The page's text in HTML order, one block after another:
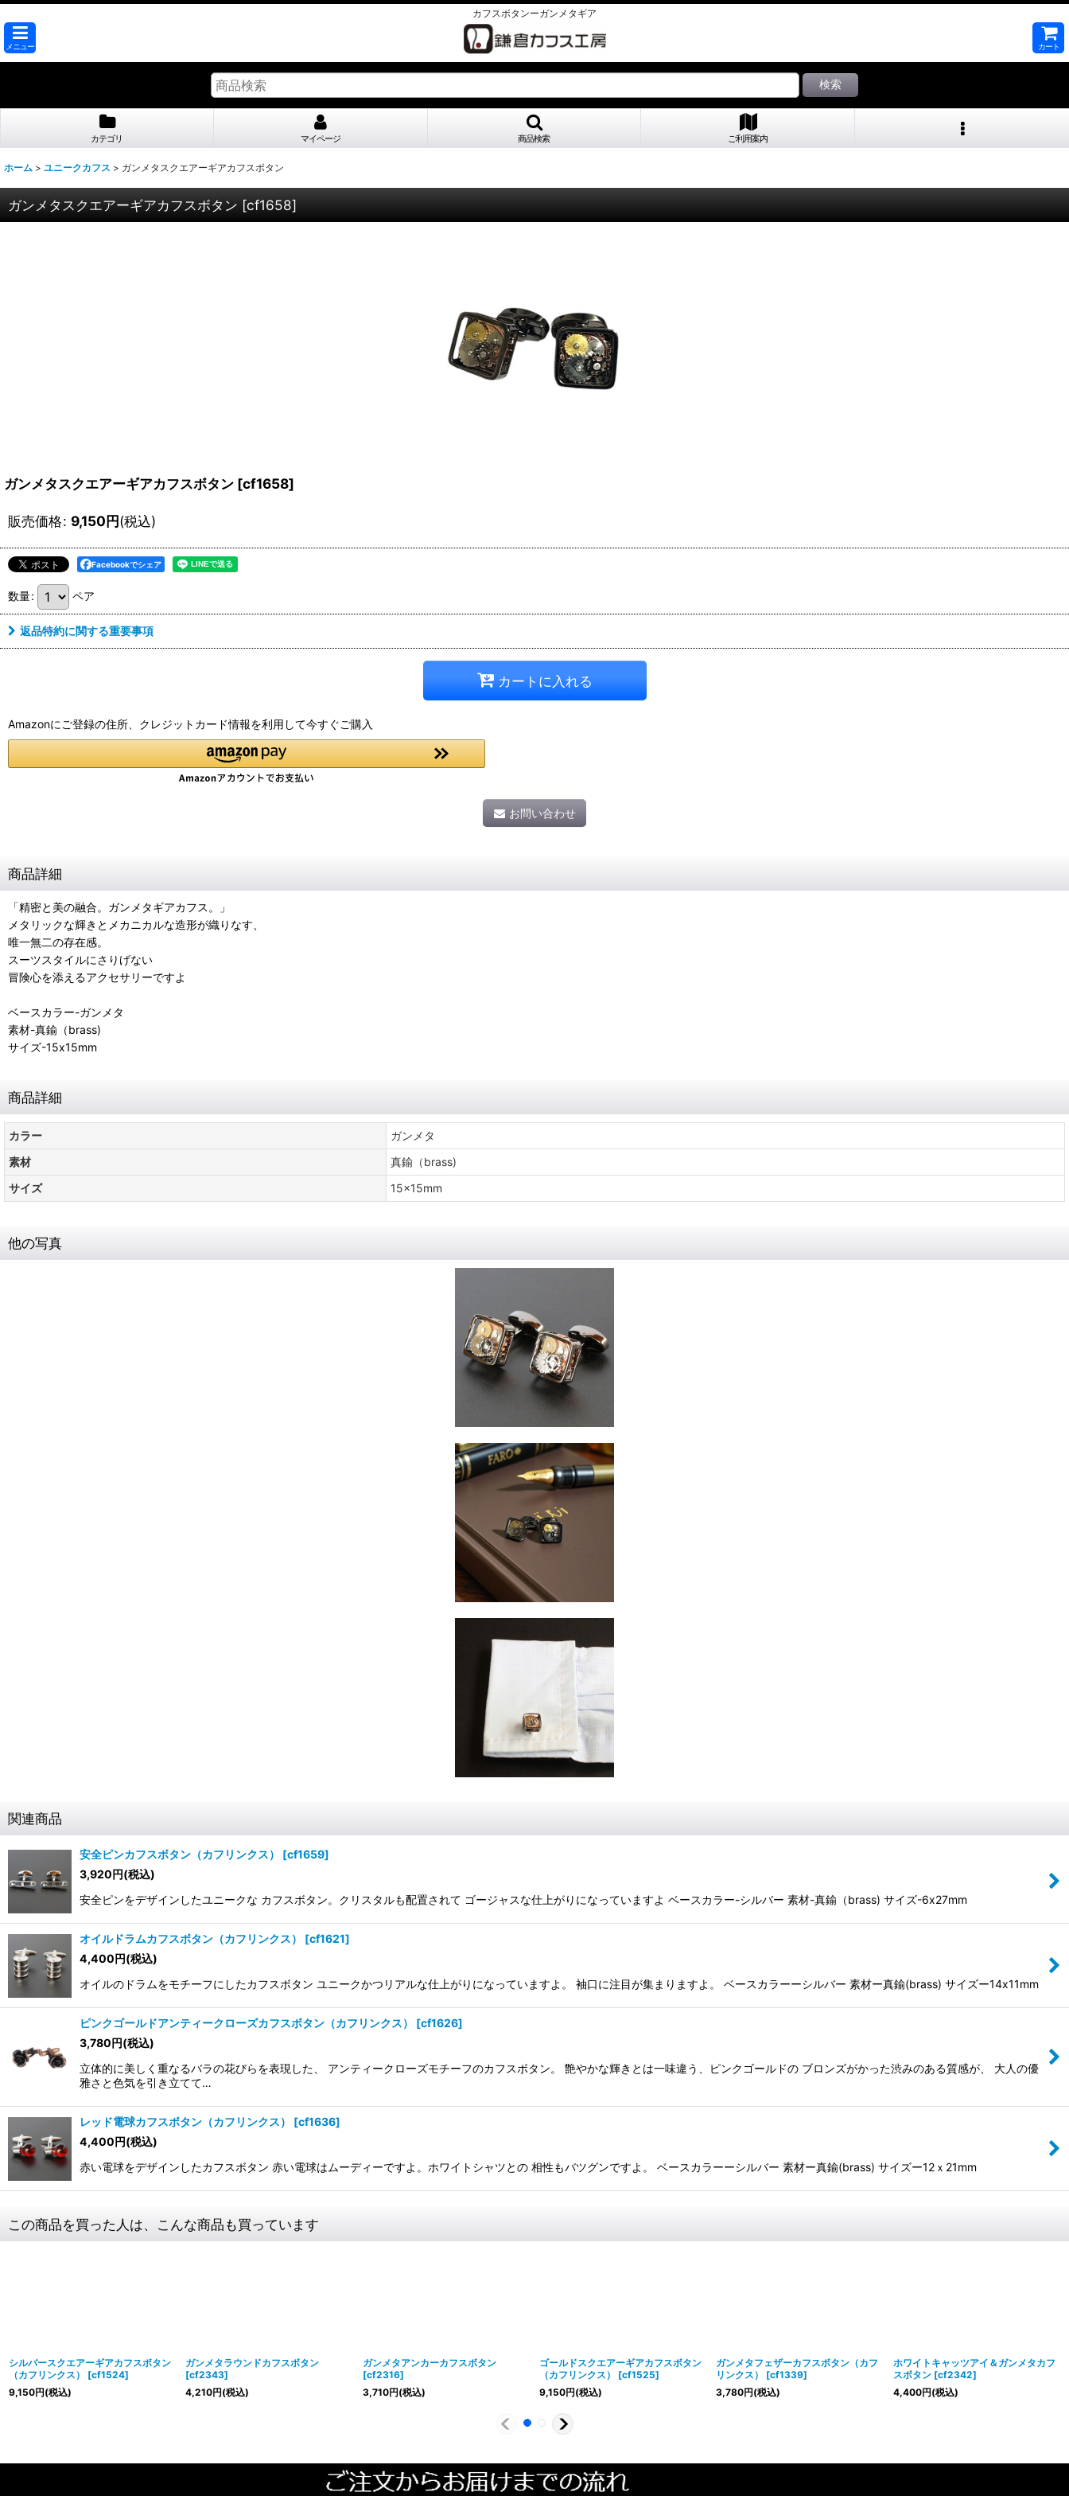
カフスボタンーガンメタギア
メニュー カート
検索
カテゴリ マイページ 商品検索 ご利用案内
ホーム > ユニークカフス > ガンメタスクエアーギアカフスボタン
ガンメタスクエアーギアカフスボタン [cf1658]
ガンメタスクエアーギアカフスボタン [cf1658]
販売価格: 9,150円(税込)
Facebookでシェア
数量: ペア
返品特約に関する重要事項
カートに入れる
Amazonにご登録の住所、クレジットカード情報を利用して今すぐご購入
お問い合わせ
商品詳細
「精密と美の融合。ガンメタギアカフス。」
メタリックな輝きとメカニカルな造形が織りなす、
唯一無二の存在感。
スーツスタイルにさりげない
冒険心を添えるアクセサリーですよ
ベースカラー-ガンメタ
素材-真鍮（brass)
サイズ-15x15mm
商品詳細
カラー
ガンメタ
素材
真鍮（brass)
サイズ
15x15mm
他の写真
関連商品
安全ピンカフスボタン（カフリンクス） [cf1659]
3,920円(税込)
安全ピンをデザインしたユニークな カフスボタン。クリスタルも配置されて ゴージャスな仕上がりになっていますよ ベースカラー-シルバー 素材-真鍮（brass) サイズ-6x27mm
オイルドラムカフスボタン（カフリンクス） [cf1621]
4,400円(税込)
オイルのドラムをモチーフにしたカフスボタン ユニークかつリアルな仕上がりになっていますよ。 袖口に注目が集まりますよ。 ベースカラーーシルバー 素材ー真鍮(brass) サイズー14x11mm
ピンクゴールドアンティークローズカフスボタン（カフリンクス） [cf1626]
3,780円(税込)
立体的に美しく重なるバラの花びらを表現した、 アンティークローズモチーフのカフスボタン。 艶やかな輝きとは一味違う、ピンクゴールドの ブロンズがかった渋みのある質感が、 大人の優
雅さと色気を引き立てて…
レッド電球カフスボタン（カフリンクス） [cf1636]
4,400円(税込)
赤い電球をデザインしたカフスボタン 赤い電球はムーディーですよ。ホワイトシャツとの 相性もバツグンですよ。 ベースカラーーシルバー 素材ー真鍮(brass) サイズー12ｘ21mm
この商品を買った人は、こんな商品も買っています
シルバースクエアーギアカフスボタン
（カフリンクス）
[cf1524]
9,150円(税込)
ガンメタラウンドカフスボタン
[cf2343]
4,210円(税込)
ガンメタアンカーカフスボタン
[cf2316]
3,710円(税込)
ゴールドスクエアーギアカフスボタン
（カフリンクス）
[cf1525]
9,150円(税込)
ガンメタフェザーカフスボタン（カフ
リンクス）
[cf1339]
3,780円(税込)
ホワイトキャッツアイ＆ガンメタカフ
スボタン [cf2342]
4,400円(税込)